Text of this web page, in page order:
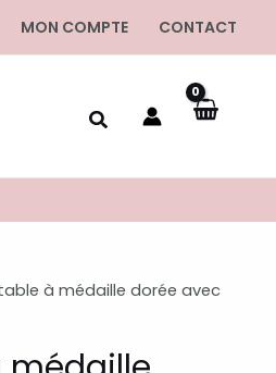
MON COMPTE CONTACT
à médaille dorée avec